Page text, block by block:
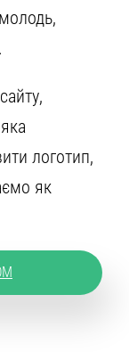
логотип,
як